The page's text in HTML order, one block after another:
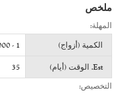
ملخص
المهلة:
الكمية (أزواج)
1 - 2000
Est. الوقت (أيام) 35
التخصيص: